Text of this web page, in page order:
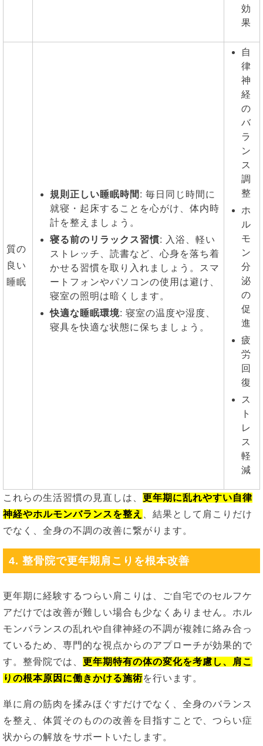
効
果
質の
良い
睡眠
規則正しい睡眠時間 : 毎日同じ時間に
就寝・起床することを心がけ、体内時
計を整えましょう。
寝る前のリラックス習慣: 入浴、軽い
ストレッチ、読書など、心身を落ち着
かせる習慣を取り入れましょう。スマ
ートフォンやパソコンの使用は避け、
寝室の照明は暗くします。
快適な睡眠環境: 寝室の温度や湿度、
寝具を快適な状態に保ちましょう。
自
律
神
経
の
バ
ラ
ン
ス
調
整
ホ
ル
モ
ン
分
泌
の
促
進
疲
労
回
復
ス
ト
レ
ス
軽
減
これらの生活習慣の見直しは、 更年期に乱れやすい自律
神経やホルモンバランスを整え
、結果として肩こりだけ
でなく、全身の不調の改善に繋がります。
4. 整骨院で更年期肩こりを根本改善
更年期に経験するつらい肩こりは、ご自宅でのセルフケ
アだけでは改善が難しい場合も少なくありません。ホル
モンバランスの乱れや自律神経の不調が複雑に絡み合っ
ているため、専門的な視点からのアプローチが効果的で
す。整骨院では、 更年期特有の体の変化を考慮し、肩こ
りの根本原因に働きかける施術を行います。
単に肩の筋肉を揉みほぐすだけでなく、全身のバランス
を整え、体質そのものの改善を目指すことで、つらい症
状からの解放をサポートいたします。